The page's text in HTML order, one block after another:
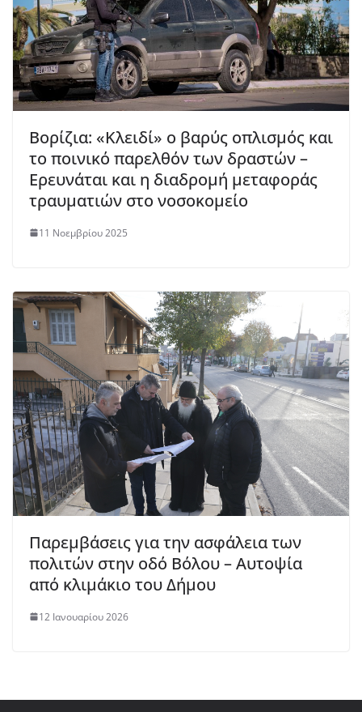
Βορίζια: «Κλειδί» ο βαρύς οπλισμός και
το ποινικό παρελθόν των δραστών –
Ερευνάται και η διαδρομή μεταφοράς
τραυματιών στο νοσοκομείο
11 Νοεμβρίου 2025
Παρεμβάσεις για την ασφάλεια των
πολιτών στην οδό Βόλου – Αυτοψία
από κλιμάκιο του Δήμου
12 Ιανουαρίου 2026